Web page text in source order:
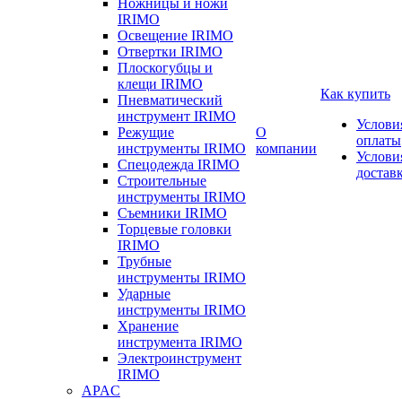
Ножницы и ножи
IRIMO
Освещение IRIMO
Отвертки IRIMO
Плоскогубцы и
клещи IRIMO
Пневматический
инструмент IRIMO
Режущие
инструменты IRIMO
Спецодежда IRIMO
Строительные
инструменты IRIMO
Съемники IRIMO
Торцевые головки
IRIMO
Трубные
инструменты IRIMO
Ударные
инструменты IRIMO
Хранение
инструмента IRIMO
Электроинструмент
IRIMO
APAC
О
компании
Как купить
оплаты